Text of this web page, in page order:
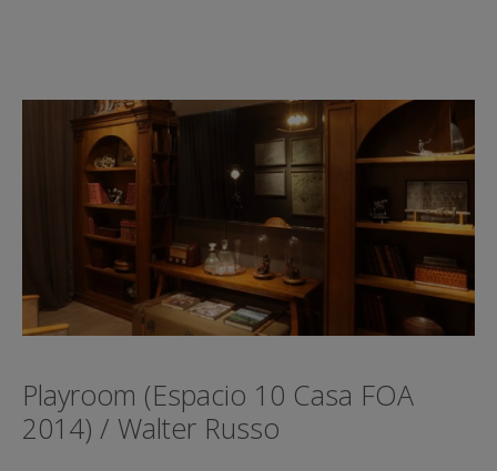
Playroom (Espacio 10 Casa FOA
2014) / Walter Russo